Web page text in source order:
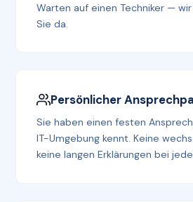
Warten auf einen Techniker —
Sie da.
Persönlicher
Sie haben einen festen
IT-Umgebung kennt. Keine
keine langen Erklärungen bei